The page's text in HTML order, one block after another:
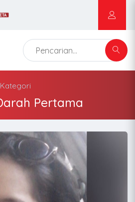
Kategori
Pertama